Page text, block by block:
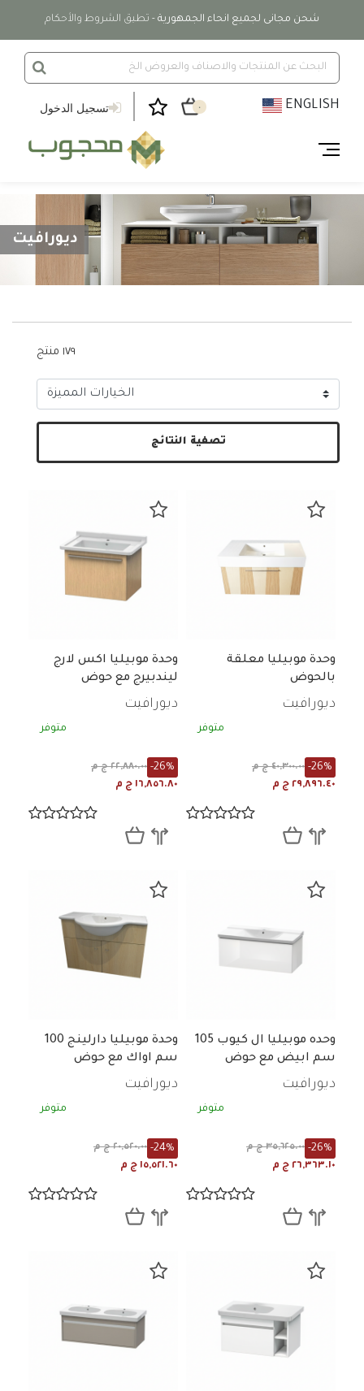
شحن مجانى لجميع انحاء الجمهورية - تطبق الشروط والأحكام
تسجيل الدخول ٠ ENGLISH
ديورافيت
١٧٩ منتج
تصفية النتائج
وحدة موبيليا معلقة
بالحوض
ديورافيت
متوفر
٤٠,٣٠٠.٠٠ ج م -26%
٢٩,٨٩٦.٤٠ ج م
وحدة موبيليا اكس لارج
ليندبيرج مع حوض
ديورافيت
متوفر
٢٢,٨٨٠.٠٠ ج م -26%
١٦,٨٥٦.٨٠ ج م
وحده موبيليا ال كيوب 105
سم ابيض مع حوض
ديورافيت
متوفر
٣٥,٦٢٥.٠٠ ج م -26%
٢٦,٣٦٣.١٠ ج م
وحدة موبيليا دارلينج 100
سم اواك مع حوض
ديورافيت
متوفر
٢٠,٥٢٠.٠٠ ج م -24%
١٥,٥٢١.٦٠ ج م